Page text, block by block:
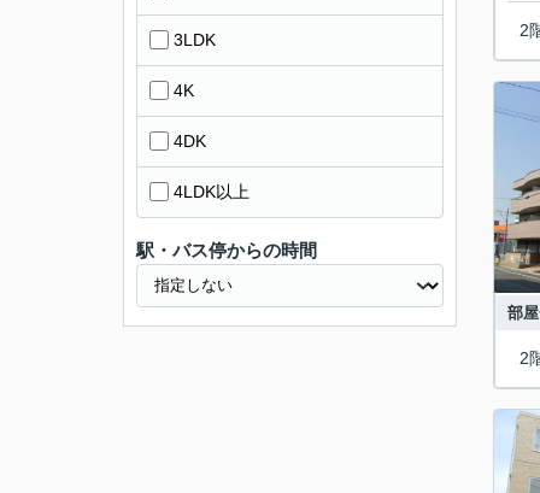
2
部
2
3LDK
4K
4DK
4LDK以上
駅・バス停からの時間